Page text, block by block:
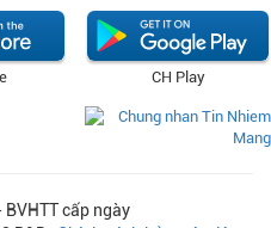
CH Play
cấp ngày